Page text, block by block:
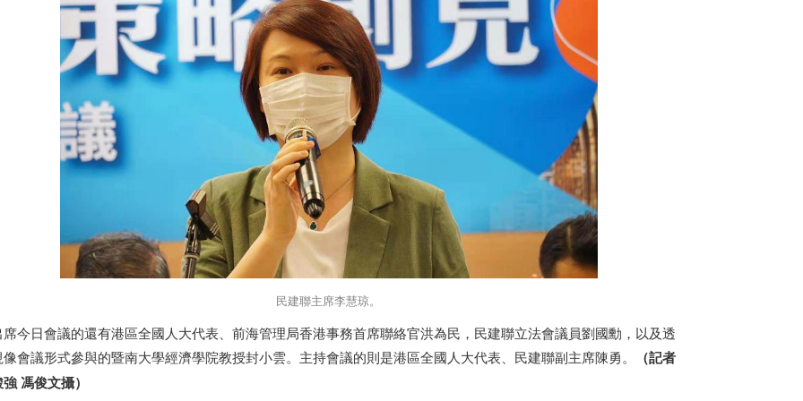
民建聯主席李慧琼。
今日會議的還有港區全國人大代表、前海管理局香港事務首席聯絡官洪為民，民建聯立法會議員劉國勳，以及透
會議形式參與的暨南大學經濟學院教授封小雲。主持會議的則是港區全國人大代表、民建聯副主席陳勇。
（記者
馮俊文攝）